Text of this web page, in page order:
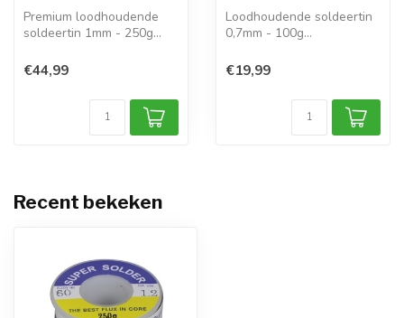
Premium loodhoudende
soldeertin 1mm - 250g
€44,99
Loodhoudende soldeertin
0,7mm - 100g
€19,99
Recent bekeken